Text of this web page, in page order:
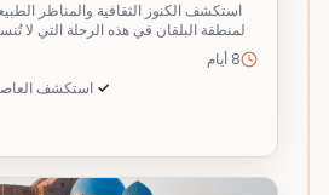
استكشف الكنوز الثقافية والمناظر
لمنطقة البلقان في هذه الرحلة التي لا تُنسى
8 أيام
✓ استكشف